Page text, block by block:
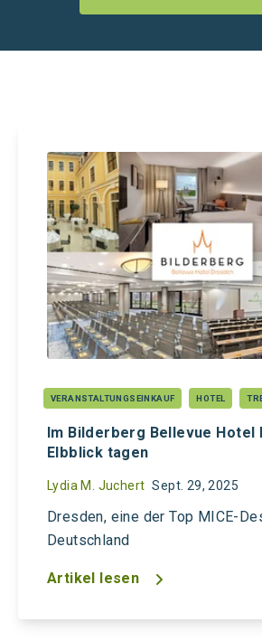
VERANSTALTUNGSEINKAUF HOTEL
Im Bilderberg Bellevue Hotel
Elbblick tagen
Lydia M. Juchert Sept. 29, 2025
Dresden, eine der Top MICE-
Deutschland
Artikel lesen